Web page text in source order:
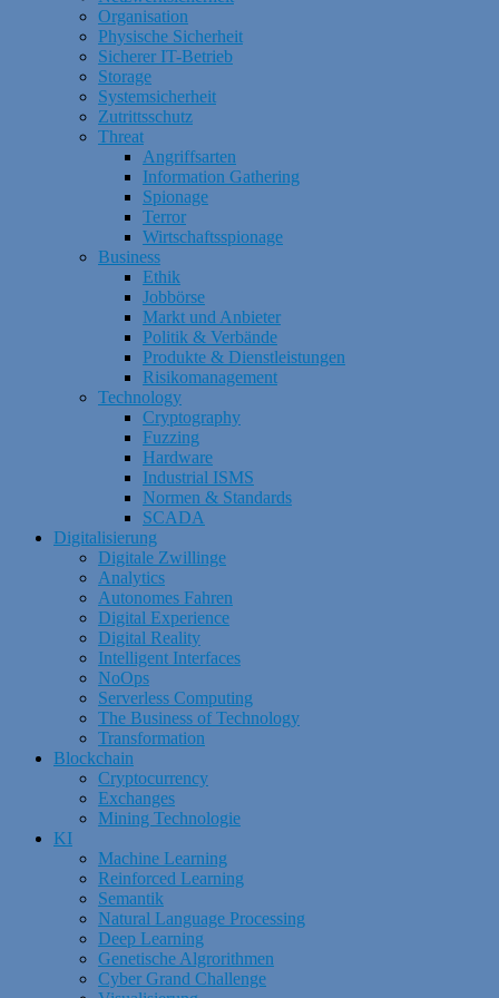
Organisation
Physische Sicherheit
Sicherer IT-Betrieb
Storage
Systemsicherheit
Zutrittsschutz
Threat
Angriffsarten
Information Gathering
Spionage
Terror
Wirtschaftsspionage
Business
Ethik
Jobbörse
Markt und Anbieter
Politik & Verbände
Produkte & Dienstleistungen
Risikomanagement
Technology
Cryptography
Fuzzing
Hardware
Industrial ISMS
Normen & Standards
SCADA
Digitalisierung
Digitale Zwillinge
Analytics
Autonomes Fahren
Digital Experience
Digital Reality
Intelligent Interfaces
NoOps
Serverless Computing
The Business of Technology
Transformation
Blockchain
Cryptocurrency
Exchanges
Mining Technologie
KI
Machine Learning
Reinforced Learning
Semantik
Natural Language Processing
Deep Learning
Genetische Algrorithmen
Cyber Grand Challenge